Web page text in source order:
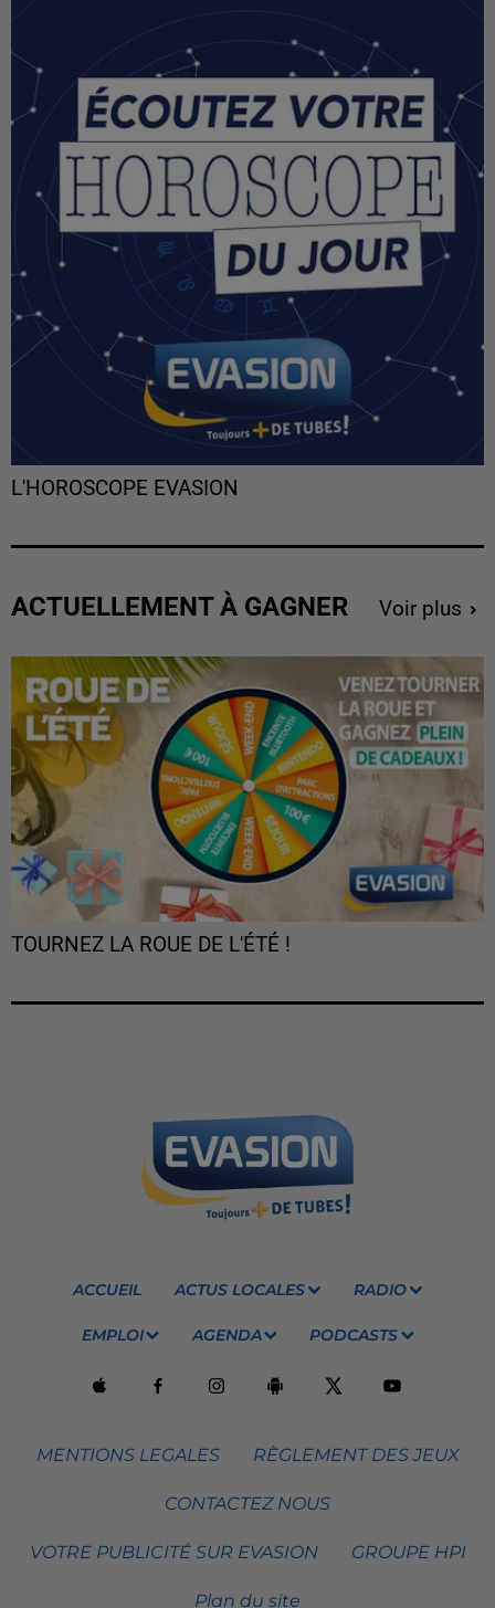
L'HOROSCOPE EVASION
ACTUELLEMENT À GAGNER Voir plus
TOURNEZ LA ROUE DE L'ÉTÉ !
ACCUEIL ACTUS LOCALES RADIO
EMPLOI AGENDA PODCASTS
MENTIONS LEGALES RÈGLEMENT DES JEUX
CONTACTEZ NOUS
VOTRE PUBLICITÉ SUR EVASION GROUPE HPI
Plan du site